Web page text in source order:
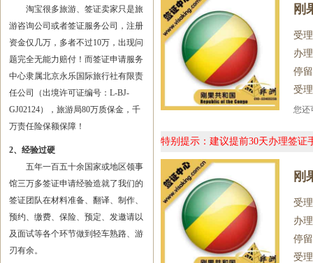
淘宝很多旅游、签证卖家只是旅
游咨询公司或者签证服务公司，注册
资金仅几万，多者不过10万，出现问
题完全无能力赔付！而签证申请服务
中心隶属北京永乐国际旅行社有限责
任公司（出境许可证编号：L-BJ-
GJ02124），旅游局80万质保金，千
万责任险保额保障！
2、经验过硬
五年一百五十余国家或地区领事
馆三万多签证申请经验造就了我们的
签证团队在材料准备、翻译、制作、
预约、缴费、保险、预定、发邀请以
及面试等各个环节做到轻车熟路、游
刃有余。
刚
受
办
停
受
您
特别提示：建议提前30天办理签
刚
受
办
停
受